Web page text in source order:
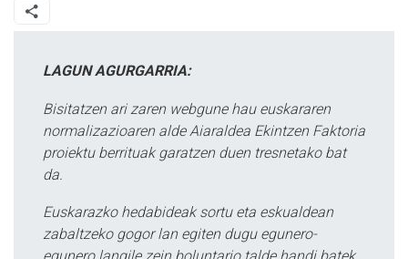
LAGUN AGURGARRIA:
Bisitatzen ari zaren webgune hau euskararen
normalizazioaren alde Aiaraldea Ekintzen Faktoria
proiektu berrituak garatzen duen tresnetako bat
da.
Euskarazko hedabideak sortu eta eskualdean
zabaltzeko gogor lan egiten dugu egunero-